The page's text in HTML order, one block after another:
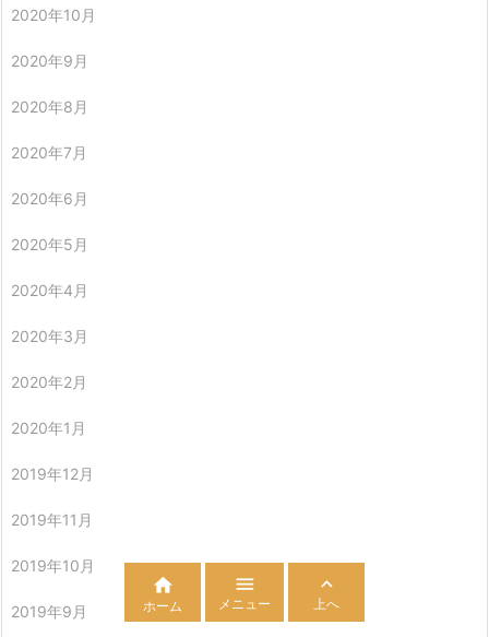
2020年10月
2020年9月
2020年8月
2020年7月
2020年6月
2020年5月
2020年4月
2020年3月
2020年2月
2020年1月
2019年12月
2019年11月
2019年10月
2019年9月

ホーム

メニュー

上へ